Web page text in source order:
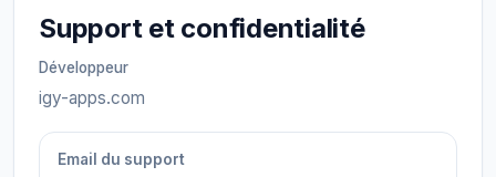
Support et confidentialité
Développeur
igy-apps.com
Email du support